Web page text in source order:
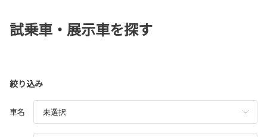
試乗車・展示車を探す
絞り込み
車名